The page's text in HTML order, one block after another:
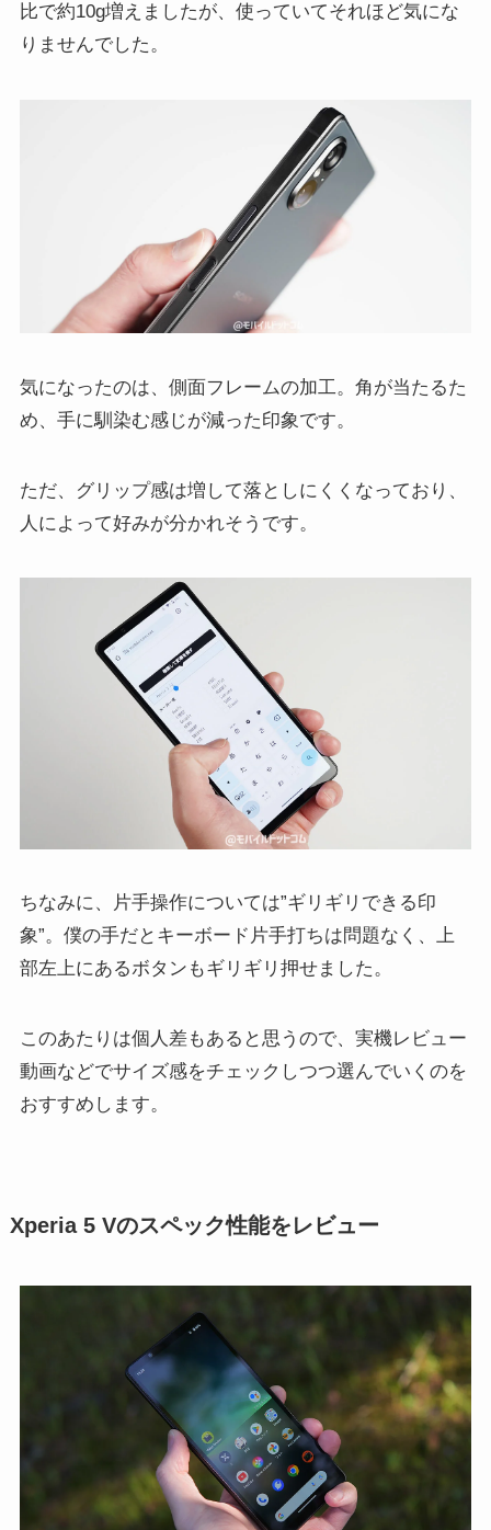
比で約10g増えましたが、使っていてそれほど気にな
りませんでした。
気になったのは、側面フレームの加工。角が当たるた
め、手に馴染む感じが減った印象です。
ただ、グリップ感は増して落としにくくなっており、
人によって好みが分かれそうです。
ちなみに、片手操作については”ギリギリできる印
象”。僕の手だとキーボード片手打ちは問題なく、上
部左上にあるボタンもギリギリ押せました。
このあたりは個人差もあると思うので、実機レビュー
動画などでサイズ感をチェックしつつ選んでいくのを
おすすめします。
Xperia 5 Vのスペック性能をレビュー